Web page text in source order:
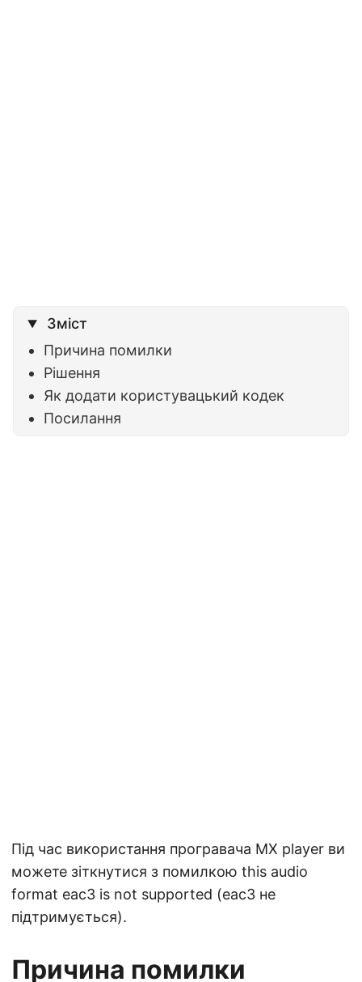
Зміст
Причина помилки
Рішення
Як додати користувацький кодек
Посилання
Під час використання програвача MX player ви
можете зіткнутися з помилкою this audio
format eac3 is not supported (eac3 не
підтримується).
Причина помилки